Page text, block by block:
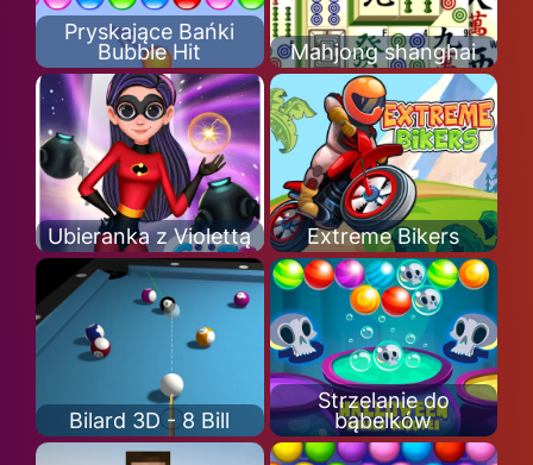
Pryskające Bańki
Bubble Hit
Mahjong shanghai
Ubieranka z Violettą Extreme Bikers
Bilard 3D - 8 Bill
Strzelanie do
bąbelków